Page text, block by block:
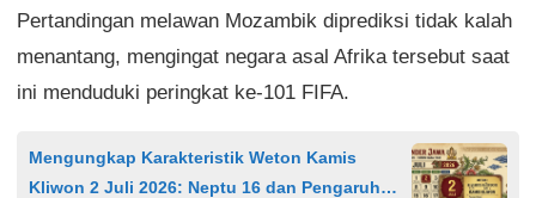
Pertandingan melawan Mozambik diprediksi tidak kalah
menantang, mengingat negara asal Afrika tersebut saat
ini menduduki peringkat ke-101 FIFA.
Mengungkap Karakteristik Weton Kamis
Kliwon 2 Juli 2026: Neptu 16 dan Pengaruh